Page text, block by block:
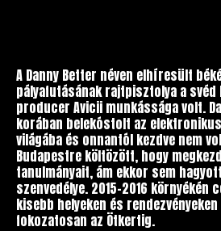
A Danny Better néven elhíresült
pályafutásának rajtpisztolya a svéd
producer Avicii munkássága volt.
korában belekóstolt az
világába és onnantól kezdve nem
Budapestre költözött, hogy
tanulmányait, ám ekkor sem
szenvedélye. 2015-2016 környékén
kisebb helyeken és
fokozatosan az Ötkertig.